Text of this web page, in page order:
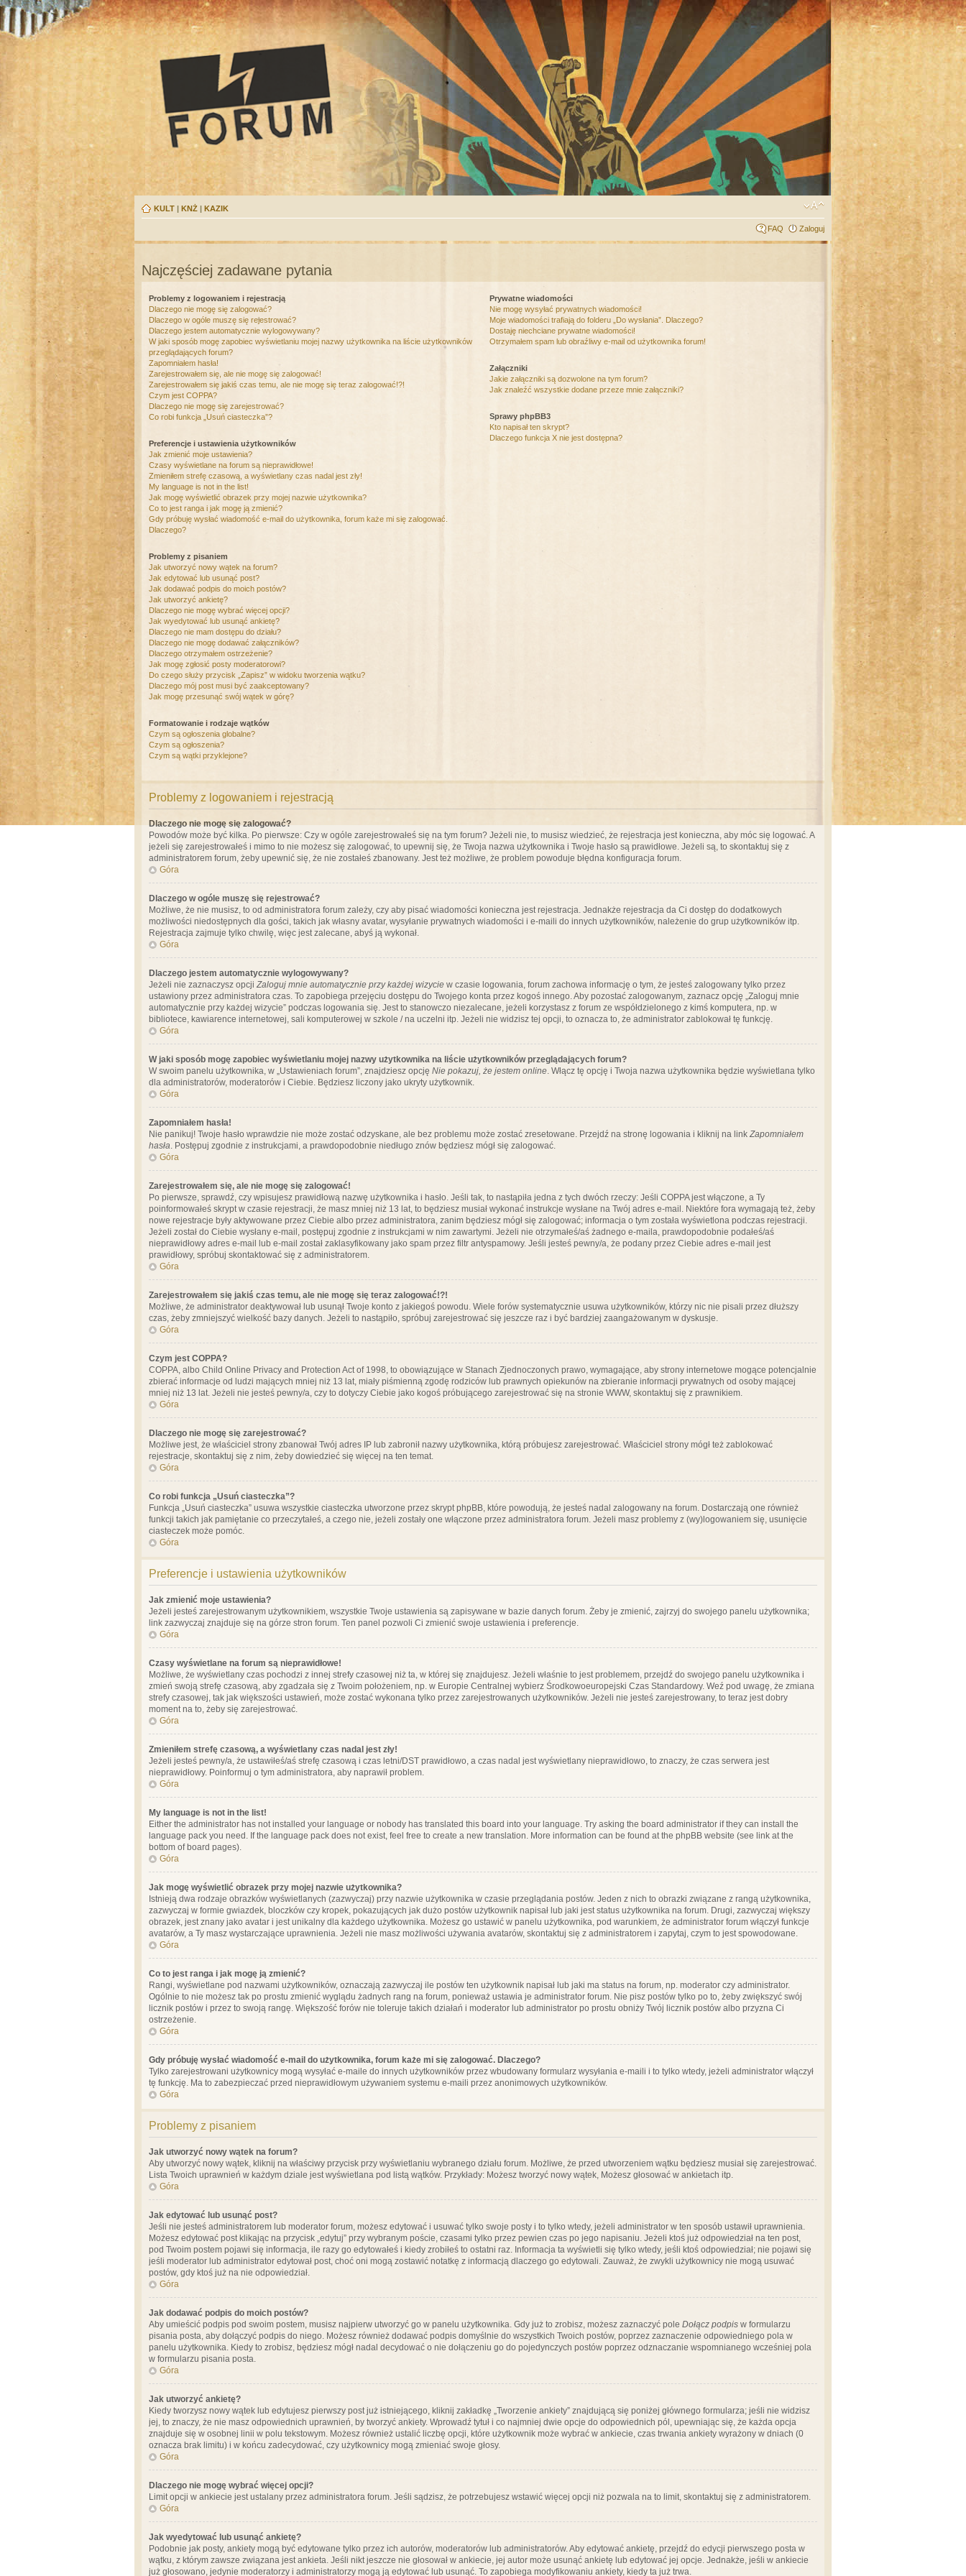
KULT | KNŻ | KAZIK
FAQ Zaloguj
Najczęściej zadawane pytania
Problemy z logowaniem i rejestracją
Dlaczego nie mogę się zalogować?
Dlaczego w ogóle muszę się rejestrować?
Dlaczego jestem automatycznie wylogowywany?
W jaki sposób mogę zapobiec wyświetlaniu mojej nazwy użytkownika na liście użytkowników
przeglądających forum?
Zapomniałem hasła!
Zarejestrowałem się, ale nie mogę się zalogować!
Zarejestrowałem się jakiś czas temu, ale nie mogę się teraz zalogować!?!
Czym jest COPPA?
Dlaczego nie mogę się zarejestrować?
Co robi funkcja „Usuń ciasteczka”?
Preferencje i ustawienia użytkowników
Jak zmienić moje ustawienia?
Czasy wyświetlane na forum są nieprawidłowe!
Zmieniłem strefę czasową, a wyświetlany czas nadal jest zły!
My language is not in the list!
Jak mogę wyświetlić obrazek przy mojej nazwie użytkownika?
Co to jest ranga i jak mogę ją zmienić?
Gdy próbuję wysłać wiadomość e-mail do użytkownika, forum każe mi się zalogować.
Dlaczego?
Problemy z pisaniem
Jak utworzyć nowy wątek na forum?
Jak edytować lub usunąć post?
Jak dodawać podpis do moich postów?
Jak utworzyć ankietę?
Dlaczego nie mogę wybrać więcej opcji?
Jak wyedytować lub usunąć ankietę?
Dlaczego nie mam dostępu do działu?
Dlaczego nie mogę dodawać załączników?
Dlaczego otrzymałem ostrzeżenie?
Jak mogę zgłosić posty moderatorowi?
Do czego służy przycisk „Zapisz” w widoku tworzenia wątku?
Dlaczego mój post musi być zaakceptowany?
Jak mogę przesunąć swój wątek w górę?
Formatowanie i rodzaje wątków
Czym są ogłoszenia globalne?
Czym są ogłoszenia?
Czym są wątki przyklejone?
Prywatne wiadomości
Nie mogę wysyłać prywatnych wiadomości!
Moje wiadomości trafiają do folderu „Do wysłania”. Dlaczego?
Dostaję niechciane prywatne wiadomości!
Otrzymałem spam lub obraźliwy e-mail od użytkownika forum!
Załączniki
Jakie załączniki są dozwolone na tym forum?
Jak znaleźć wszystkie dodane przeze mnie załączniki?
Sprawy phpBB3
Kto napisał ten skrypt?
Dlaczego funkcja X nie jest dostępna?
Problemy z logowaniem i rejestracją
Dlaczego nie mogę się zalogować?
Powodów może być kilka. Po pierwsze: Czy w ogóle zarejestrowałeś się na tym forum? Jeżeli nie, to musisz wiedzieć, że rejestracja jest konieczna, aby móc się logować. A
jeżeli się zarejestrowałeś i mimo to nie możesz się zalogować, to upewnij się, że Twoja nazwa użytkownika i Twoje hasło są prawidłowe. Jeżeli są, to skontaktuj się z
administratorem forum, żeby upewnić się, że nie zostałeś zbanowany. Jest też możliwe, że problem powoduje błędna konfiguracja forum.
Góra
Dlaczego w ogóle muszę się rejestrować?
Możliwe, że nie musisz, to od administratora forum zależy, czy aby pisać wiadomości konieczna jest rejestracja. Jednakże rejestracja da Ci dostęp do dodatkowych
możliwości niedostępnych dla gości, takich jak własny avatar, wysyłanie prywatnych wiadomości i e-maili do innych użytkowników, należenie do grup użytkowników itp.
Rejestracja zajmuje tylko chwilę, więc jest zalecane, abyś ją wykonał.
Góra
Dlaczego jestem automatycznie wylogowywany?
Jeżeli nie zaznaczysz opcji Zaloguj mnie automatycznie przy każdej wizycie w czasie logowania, forum zachowa informację o tym, że jesteś zalogowany tylko przez
ustawiony przez administratora czas. To zapobiega przejęciu dostępu do Twojego konta przez kogoś innego. Aby pozostać zalogowanym, zaznacz opcję „Zaloguj mnie
automatycznie przy każdej wizycie” podczas logowania się. Jest to stanowczo niezalecane, jeżeli korzystasz z forum ze współdzielonego z kimś komputera, np. w
bibliotece, kawiarence internetowej, sali komputerowej w szkole / na uczelni itp. Jeżeli nie widzisz tej opcji, to oznacza to, że administrator zablokował tę funkcję.
Góra
W jaki sposób mogę zapobiec wyświetlaniu mojej nazwy użytkownika na liście użytkowników przeglądających forum?
W swoim panelu użytkownika, w „Ustawieniach forum”, znajdziesz opcję Nie pokazuj, że jestem online. Włącz tę opcję i Twoja nazwa użytkownika będzie wyświetlana tylko
dla administratorów, moderatorów i Ciebie. Będziesz liczony jako ukryty użytkownik.
Góra
Zapomniałem hasła!
Nie panikuj! Twoje hasło wprawdzie nie może zostać odzyskane, ale bez problemu może zostać zresetowane. Przejdź na stronę logowania i kliknij na link Zapomniałem
hasła. Postępuj zgodnie z instrukcjami, a prawdopodobnie niedługo znów będziesz mógł się zalogować.
Góra
Zarejestrowałem się, ale nie mogę się zalogować!
Po pierwsze, sprawdź, czy wpisujesz prawidłową nazwę użytkownika i hasło. Jeśli tak, to nastąpiła jedna z tych dwóch rzeczy: Jeśli COPPA jest włączone, a Ty
poinformowałeś skrypt w czasie rejestracji, że masz mniej niż 13 lat, to będziesz musiał wykonać instrukcje wysłane na Twój adres e-mail. Niektóre fora wymagają też, żeby
nowe rejestracje były aktywowane przez Ciebie albo przez administratora, zanim będziesz mógł się zalogować; informacja o tym została wyświetlona podczas rejestracji.
Jeżeli został do Ciebie wysłany e-mail, postępuj zgodnie z instrukcjami w nim zawartymi. Jeżeli nie otrzymałeś/aś żadnego e-maila, prawdopodobnie podałeś/aś
nieprawidłowy adres e-mail lub e-mail został zaklasyfikowany jako spam przez filtr antyspamowy. Jeśli jesteś pewny/a, że podany przez Ciebie adres e-mail jest
prawidłowy, spróbuj skontaktować się z administratorem.
Góra
Zarejestrowałem się jakiś czas temu, ale nie mogę się teraz zalogować!?!
Możliwe, że administrator deaktywował lub usunął Twoje konto z jakiegoś powodu. Wiele forów systematycznie usuwa użytkowników, którzy nic nie pisali przez dłuższy
czas, żeby zmniejszyć wielkość bazy danych. Jeżeli to nastąpiło, spróbuj zarejestrować się jeszcze raz i być bardziej zaangażowanym w dyskusje.
Góra
Czym jest COPPA?
COPPA, albo Child Online Privacy and Protection Act of 1998, to obowiązujące w Stanach Zjednoczonych prawo, wymagające, aby strony internetowe mogące potencjalnie
zbierać informacje od ludzi mających mniej niż 13 lat, miały piśmienną zgodę rodziców lub prawnych opiekunów na zbieranie informacji prywatnych od osoby mającej
mniej niż 13 lat. Jeżeli nie jesteś pewny/a, czy to dotyczy Ciebie jako kogoś próbującego zarejestrować się na stronie WWW, skontaktuj się z prawnikiem.
Góra
Dlaczego nie mogę się zarejestrować?
Możliwe jest, że właściciel strony zbanował Twój adres IP lub zabronił nazwy użytkownika, którą próbujesz zarejestrować. Właściciel strony mógł też zablokować
rejestracje, skontaktuj się z nim, żeby dowiedzieć się więcej na ten temat.
Góra
Co robi funkcja „Usuń ciasteczka”?
Funkcja „Usuń ciasteczka” usuwa wszystkie ciasteczka utworzone przez skrypt phpBB, które powodują, że jesteś nadal zalogowany na forum. Dostarczają one również
funkcji takich jak pamiętanie co przeczytałeś, a czego nie, jeżeli zostały one włączone przez administratora forum. Jeżeli masz problemy z (wy)logowaniem się, usunięcie
ciasteczek może pomóc.
Góra
Preferencje i ustawienia użytkowników
Jak zmienić moje ustawienia?
Jeżeli jesteś zarejestrowanym użytkownikiem, wszystkie Twoje ustawienia są zapisywane w bazie danych forum. Żeby je zmienić, zajrzyj do swojego panelu użytkownika;
link zazwyczaj znajduje się na górze stron forum. Ten panel pozwoli Ci zmienić swoje ustawienia i preferencje.
Góra
Czasy wyświetlane na forum są nieprawidłowe!
Możliwe, że wyświetlany czas pochodzi z innej strefy czasowej niż ta, w której się znajdujesz. Jeżeli właśnie to jest problemem, przejdź do swojego panelu użytkownika i
zmień swoją strefę czasową, aby zgadzała się z Twoim położeniem, np. w Europie Centralnej wybierz Środkowoeuropejski Czas Standardowy. Weź pod uwagę, że zmiana
strefy czasowej, tak jak większości ustawień, może zostać wykonana tylko przez zarejestrowanych użytkowników. Jeżeli nie jesteś zarejestrowany, to teraz jest dobry
moment na to, żeby się zarejestrować.
Góra
Zmieniłem strefę czasową, a wyświetlany czas nadal jest zły!
Jeżeli jesteś pewny/a, że ustawiłeś/aś strefę czasową i czas letni/DST prawidłowo, a czas nadal jest wyświetlany nieprawidłowo, to znaczy, że czas serwera jest
nieprawidłowy. Poinformuj o tym administratora, aby naprawił problem.
Góra
My language is not in the list!
Either the administrator has not installed your language or nobody has translated this board into your language. Try asking the board administrator if they can install the
language pack you need. If the language pack does not exist, feel free to create a new translation. More information can be found at the phpBB website (see link at the
bottom of board pages).
Góra
Jak mogę wyświetlić obrazek przy mojej nazwie użytkownika?
Istnieją dwa rodzaje obrazków wyświetlanych (zazwyczaj) przy nazwie użytkownika w czasie przeglądania postów. Jeden z nich to obrazki związane z rangą użytkownika,
zazwyczaj w formie gwiazdek, bloczków czy kropek, pokazujących jak dużo postów użytkownik napisał lub jaki jest status użytkownika na forum. Drugi, zazwyczaj większy
obrazek, jest znany jako avatar i jest unikalny dla każdego użytkownika. Możesz go ustawić w panelu użytkownika, pod warunkiem, że administrator forum włączył funkcje
avatarów, a Ty masz wystarczające uprawnienia. Jeżeli nie masz możliwości używania avatarów, skontaktuj się z administratorem i zapytaj, czym to jest spowodowane.
Góra
Co to jest ranga i jak mogę ją zmienić?
Rangi, wyświetlane pod nazwami użytkowników, oznaczają zazwyczaj ile postów ten użytkownik napisał lub jaki ma status na forum, np. moderator czy administrator.
Ogólnie to nie możesz tak po prostu zmienić wyglądu żadnych rang na forum, ponieważ ustawia je administrator forum. Nie pisz postów tylko po to, żeby zwiększyć swój
licznik postów i przez to swoją rangę. Większość forów nie toleruje takich działań i moderator lub administrator po prostu obniży Twój licznik postów albo przyzna Ci
ostrzeżenie.
Góra
Gdy próbuję wysłać wiadomość e-mail do użytkownika, forum każe mi się zalogować. Dlaczego?
Tylko zarejestrowani użytkownicy mogą wysyłać e-maile do innych użytkowników przez wbudowany formularz wysyłania e-maili i to tylko wtedy, jeżeli administrator włączył
tę funkcję. Ma to zabezpieczać przed nieprawidłowym używaniem systemu e-maili przez anonimowych użytkowników.
Góra
Problemy z pisaniem
Jak utworzyć nowy wątek na forum?
Aby utworzyć nowy wątek, kliknij na właściwy przycisk przy wyświetlaniu wybranego działu forum. Możliwe, że przed utworzeniem wątku będziesz musiał się zarejestrować.
Lista Twoich uprawnień w każdym dziale jest wyświetlana pod listą wątków. Przykłady: Możesz tworzyć nowy wątek, Możesz głosować w ankietach itp.
Góra
Jak edytować lub usunąć post?
Jeśli nie jesteś administratorem lub moderator forum, możesz edytować i usuwać tylko swoje posty i to tylko wtedy, jeżeli administrator w ten sposób ustawił uprawnienia.
Możesz edytować post klikając na przycisk „edytuj” przy wybranym poście, czasami tylko przez pewien czas po jego napisaniu. Jeżeli ktoś już odpowiedział na ten post,
pod Twoim postem pojawi się informacja, ile razy go edytowałeś i kiedy zrobiłeś to ostatni raz. Informacja ta wyświetli się tylko wtedy, jeśli ktoś odpowiedział; nie pojawi się
jeśli moderator lub administrator edytował post, choć oni mogą zostawić notatkę z informacją dlaczego go edytowali. Zauważ, że zwykli użytkownicy nie mogą usuwać
postów, gdy ktoś już na nie odpowiedział.
Góra
Jak dodawać podpis do moich postów?
Aby umieścić podpis pod swoim postem, musisz najpierw utworzyć go w panelu użytkownika. Gdy już to zrobisz, możesz zaznaczyć pole Dołącz podpis w formularzu
pisania posta, aby dołączyć podpis do niego. Możesz również dodawać podpis domyślnie do wszystkich Twoich postów, poprzez zaznaczenie odpowiedniego pola w
panelu użytkownika. Kiedy to zrobisz, będziesz mógł nadal decydować o nie dołączeniu go do pojedynczych postów poprzez odznaczanie wspomnianego wcześniej pola
w formularzu pisania posta.
Góra
Jak utworzyć ankietę?
Kiedy tworzysz nowy wątek lub edytujesz pierwszy post już istniejącego, kliknij zakładkę „Tworzenie ankiety” znajdującą się poniżej głównego formularza; jeśli nie widzisz
jej, to znaczy, że nie masz odpowiednich uprawnień, by tworzyć ankiety. Wprowadź tytuł i co najmniej dwie opcje do odpowiednich pól, upewniając się, że każda opcja
znajduje się w osobnej linii w polu tekstowym. Możesz również ustalić liczbę opcji, które użytkownik może wybrać w ankiecie, czas trwania ankiety wyrażony w dniach (0
oznacza brak limitu) i w końcu zadecydować, czy użytkownicy mogą zmieniać swoje głosy.
Góra
Dlaczego nie mogę wybrać więcej opcji?
Limit opcji w ankiecie jest ustalany przez administratora forum. Jeśli sądzisz, że potrzebujesz wstawić więcej opcji niż pozwala na to limit, skontaktuj się z administratorem.
Góra
Jak wyedytować lub usunąć ankietę?
Podobnie jak posty, ankiety mogą być edytowane tylko przez ich autorów, moderatorów lub administratorów. Aby edytować ankietę, przejdź do edycji pierwszego posta w
wątku, z którym zawsze związana jest ankieta. Jeśli nikt jeszcze nie głosował w ankiecie, jej autor może usunąć ankietę lub edytować jej opcje. Jednakże, jeśli w ankiecie
już głosowano, jedynie moderatorzy i administratorzy mogą ją edytować lub usunąć. To zapobiega modyfikowaniu ankiety, kiedy ta już trwa.